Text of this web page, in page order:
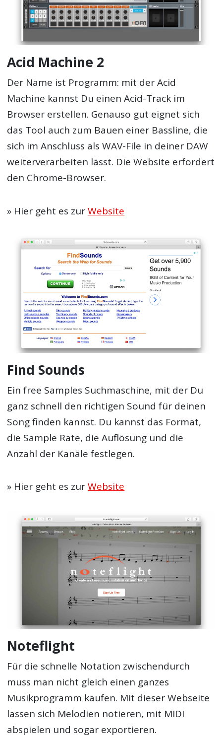
Acid Machine 2
Der Name ist Programm: mit der Acid
Machine kannst Du einen Acid-Track im
Browser erstellen. Genauso gut eignet sich
das Tool auch zum Bauen einer Bassline, die
sich im Anschluss als WAV-File in deiner DAW
weiterverarbeiten lässt. Die Website erfordert
den Chrome-Browser.
» Hier geht es zurWebsite
Find Sounds
Ein free Samples Suchmaschine, mit der Du
ganz schnell den richtigen Sound für deinen
Song finden kannst. Du kannst das Format,
die Sample Rate, die Auflösung und die
Anzahl der Kanäle festlegen.
» Hier geht es zurWebsite
Noteflight
Für die schnelle Notation zwischendurch
muss man nicht gleich einen ganzes
Musikprogramm kaufen. Mit dieser Webseite
lassen sich Melodien notieren, mit MIDI
abspielen und sogar exportieren.